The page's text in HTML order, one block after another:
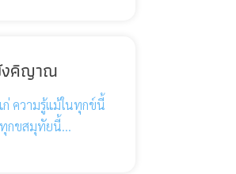
คิญาณ
ความรู้แม้ในทุกข์นี้
ทุกขสมุทัยนี้…